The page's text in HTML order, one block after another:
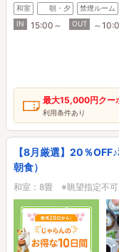
和室 朝・夕
禁煙ルーム
IN
15:00～ OUT ～
最大15,000円クー
利用条件あり
【8月厳選】20％
朝食）
和室：8畳 ※眺望指定不可